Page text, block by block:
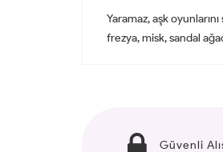
Yaramaz, aşk
frezya, misk, sandal
Güvenli